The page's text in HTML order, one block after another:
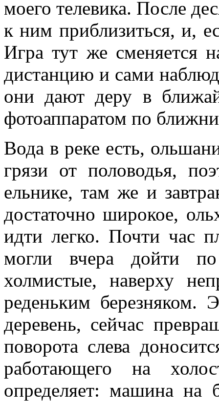
моего телевика. После
к ним приблизиться, и,
Игра тут же сменяется
дистанцию и сами
они дают деру в
фотоаппаратом по
Вода в реке есть,
грязи от половодья,
ельнике, там же и
достаточно широкое,
идти легко. Почти час
могли вчера дойти
холмистые, наверху
реденьким березняком.
деревень, сейчас
поворота слева
работающего на
определяет: машина на